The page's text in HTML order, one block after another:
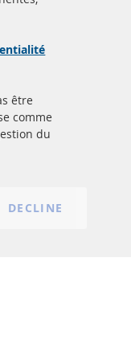
être
comme
du
DECLINE